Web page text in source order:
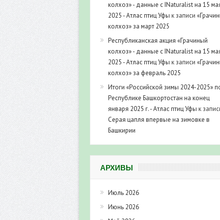
колхоз» - данные с INaturalist на 15
2025 - Атлас птиц Уфы к записи
колхоз» за март 2025
Республиканская акция «Грачиный
колхоз» - данные с INaturalist на 15
2025 - Атлас птиц Уфы к записи
колхоз» за февраль 2025
Итоги «Российской зимы 2024-2025»
Республике Башкортостан на конец
января 2025 г. - Атлас птиц Уфы к
Серая цапля впервые на зимовке в
Башкирии
АРХИВЫ
Июль 2026
Июнь 2026